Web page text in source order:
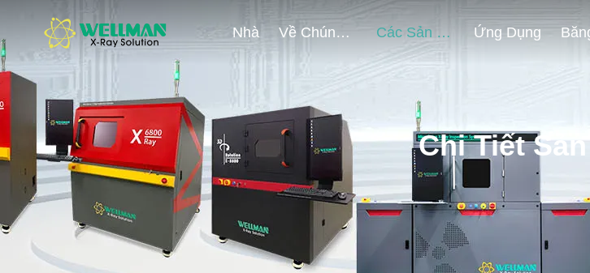
Nhà Về Chúng Tôi Các Sản Phẩm Ứng Dụng
Chi Tiết